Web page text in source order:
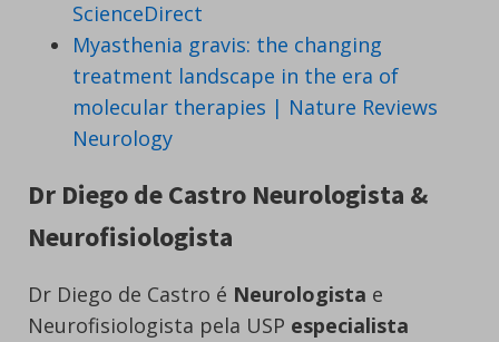
ScienceDirect
Myasthenia gravis: the changing
treatment landscape in the era of
molecular therapies | Nature Reviews
Neurology
Dr Diego de Castro Neurologista &
Neurofisiologista
Dr Diego de Castro é Neurologista e
Neurofisiologista pela USP especialista